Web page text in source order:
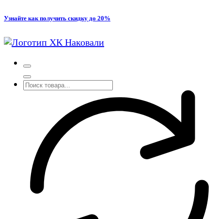
Перейти
содержимому
Узнайте как получить скидку до 20%